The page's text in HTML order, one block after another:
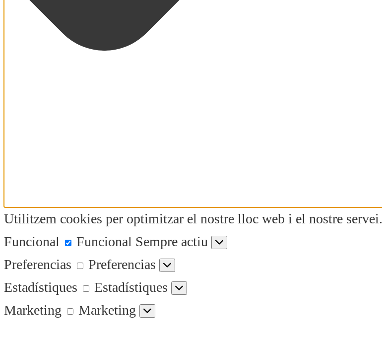
Utilitzem cookies per optimitzar el nostre lloc web i el nostre servei.
Funcional
Funcional Sempre actiu
Preferencias
Preferencias
Estadístiques
Estadístiques
Marketing
Marketing